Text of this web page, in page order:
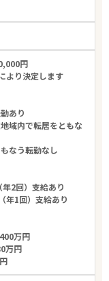
円
より決定します
あり
域内で転居をともな
なう転勤なし
2回）支給あり
年1回）支給あり
万円
万円